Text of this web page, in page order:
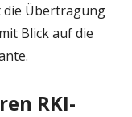
die Übertragung
Blick auf die
RKI-